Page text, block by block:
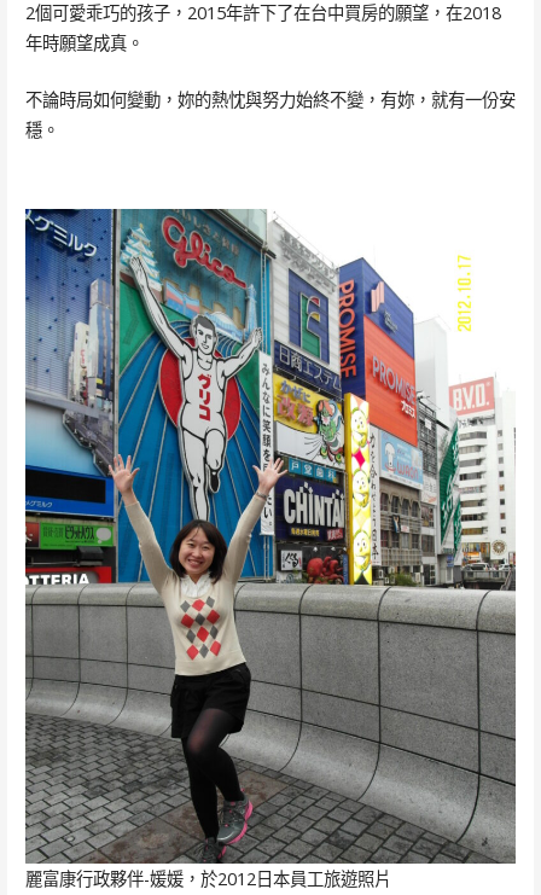
2個可愛乖巧的孩子，2015年許下了在台中買房的願望，在2018
年時願望成真。
不論時局如何變動，妳的熱忱與努力始終不變，有妳，就有一份安
穩。
麗富康行政夥伴-媛媛，於2012日本員工旅遊照片